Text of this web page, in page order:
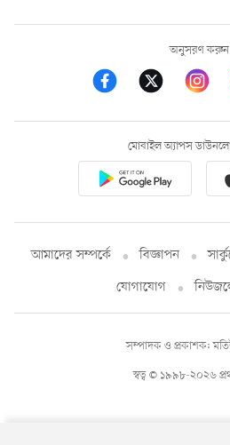
অনুসরণ করুন
মোবাইল অ্যাপস
আমাদের সম্পর্কে বিজ্ঞাপন
যোগাযোগ
স্বত্ব © ১৯৯৮-২০২৬
সম্পাদক ও প্রকাশক: